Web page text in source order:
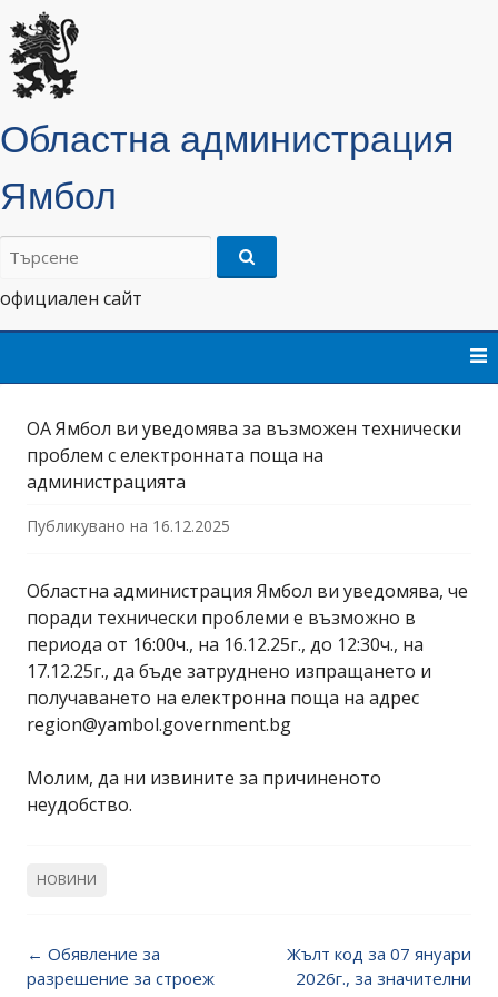
Областна администрация
Ямбол
Търсене
официален сайт
ОА Ямбол ви уведомява за възможен технически
проблем с електронната поща на
администрацията
Публикувано на 16.12.2025
Областна администрация Ямбол ви уведомява, че
поради технически проблеми е възможно в
периода от 16:00ч., на 16.12.25г., до 12:30ч., на
17.12.25г., да бъде затруднено изпращането и
получаването на електронна поща на адрес
region@yambol.government.bg
Молим, да ни извините за причиненото
неудобство.
НОВИНИ
Post
navigation
← Обявление за
разрешение за строеж
Жълт код за 07 януари
2026г., за значителни